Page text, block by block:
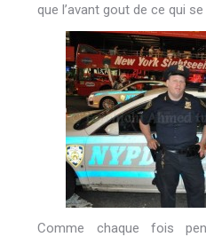
que l’avant gout de ce qui
Comme chaque fois